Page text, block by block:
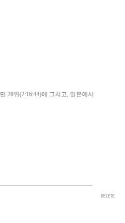
28위(2:16:44)에 그치고, 일본에서